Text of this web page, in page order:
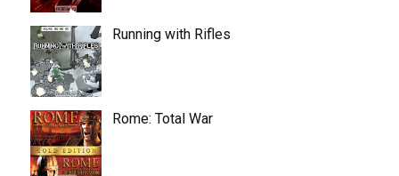
Running with Rifles
Rome: Total War